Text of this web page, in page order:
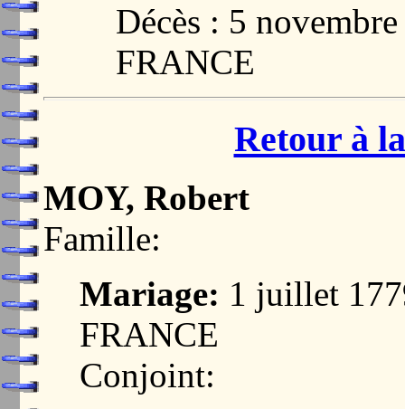
Décès : 5
FRANCE
Retour à
MOY, Robert
Famille:
Mariage: 1 juillet
FRANCE
Conjoint: